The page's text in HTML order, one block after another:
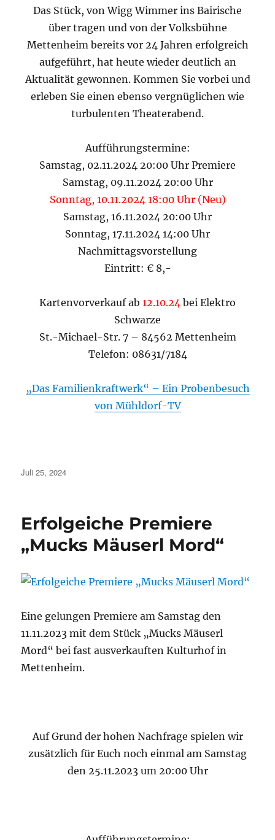
Das Stück, von Wigg Wimmer ins Bairische
über tragen und von der Volksbühne
Mettenheim bereits vor 24 Jahren erfolgreich
aufgeführt, hat heute wieder deutlich an
Aktualität gewonnen. Kommen Sie vorbei und
erleben Sie einen ebenso vergnüglichen wie
turbulenten Theaterabend.
Aufführungstermine:
Samstag, 02.11.2024 20:00 Uhr Premiere
Samstag, 09.11.2024 20:00 Uhr
Sonntag, 10.11.2024 18:00 Uhr (Neu)
Samstag, 16.11.2024 20:00 Uhr
Sonntag, 17.11.2024 14:00 Uhr
Nachmittagsvorstellung
Eintritt: € 8,-
Kartenvorverkauf ab 12.10.24 bei Elektro
Schwarze
St.-Michael-Str. 7 – 84562 Mettenheim
Telefon: 08631/7184
„Das Familienkraftwerk“ – Ein Probenbesuch
von Mühldorf-TV
Veröffentlicht
Juli 25, 2024
Erfolgeiche Premiere
„Mucks Mäuserl Mord“
Eine gelungen Premiere am Samstag den
11.11.2023 mit dem Stück „Mucks Mäuserl
Mord“ bei fast ausverkauften Kulturhof in
Mettenheim.
Auf Grund der hohen Nachfrage spielen wir
zusätzlich für Euch noch einmal am Samstag
den 25.11.2023 um 20:00 Uhr